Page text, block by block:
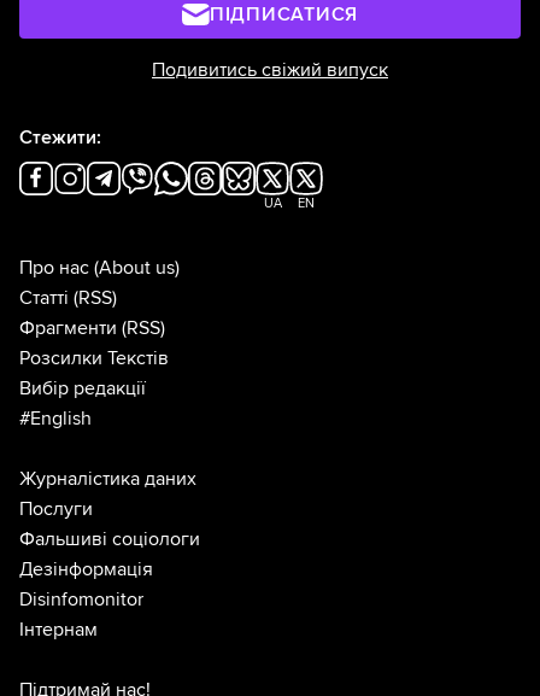
ПІДПИСАТИСЯ
Подивитись свіжий випуск
Стежити:
UA EN
Про нас (About us)
Статті (RSS)
Фрагменти (RSS)
Розсилки Текстів
Вибір редакції
#English
Журналістика даних
Послуги
Фальшиві соціологи
Дезінформація
Disinfomonitor
Інтернам
Підтримай нас!